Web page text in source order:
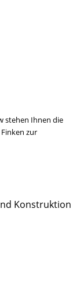
stehen Ihnen die
zur
Konstruktion